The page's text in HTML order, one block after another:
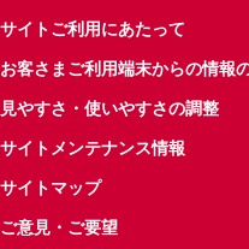
サイトご利用にあたって
お客さまご利用端末からの情報
見やすさ・使いやすさの調整
サイトメンテナンス情報
サイトマップ
ご意見・ご要望